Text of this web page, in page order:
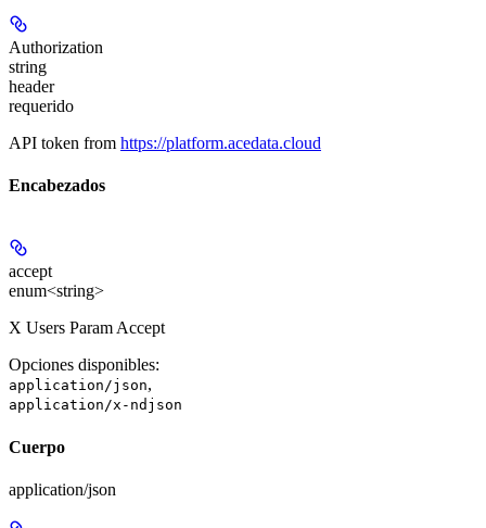
Authorization
string
header
requerido
API token from https://platform.acedata.cloud
Encabezados
accept
enum<string>
X Users Param Accept
Opciones disponibles:
application/json,
application/x-ndjson
Cuerpo
application/json